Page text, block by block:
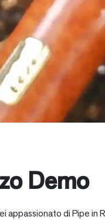
Demo
appassionato di Pipe in